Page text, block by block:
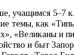
учащимся 5–7
темы, как
«Великаны и
и быт